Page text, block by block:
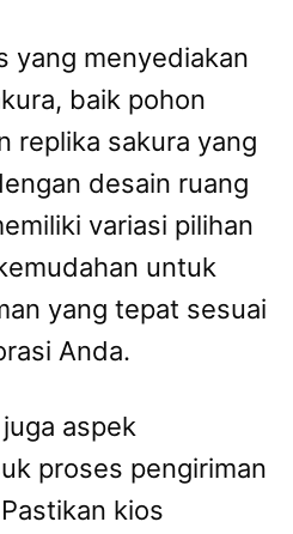
yang menyediakan
baik pohon
replika sakura yang
desain ruang
variasi pilihan
untuk
yang tepat sesuai
Anda.
aspek
proses pengiriman
kios